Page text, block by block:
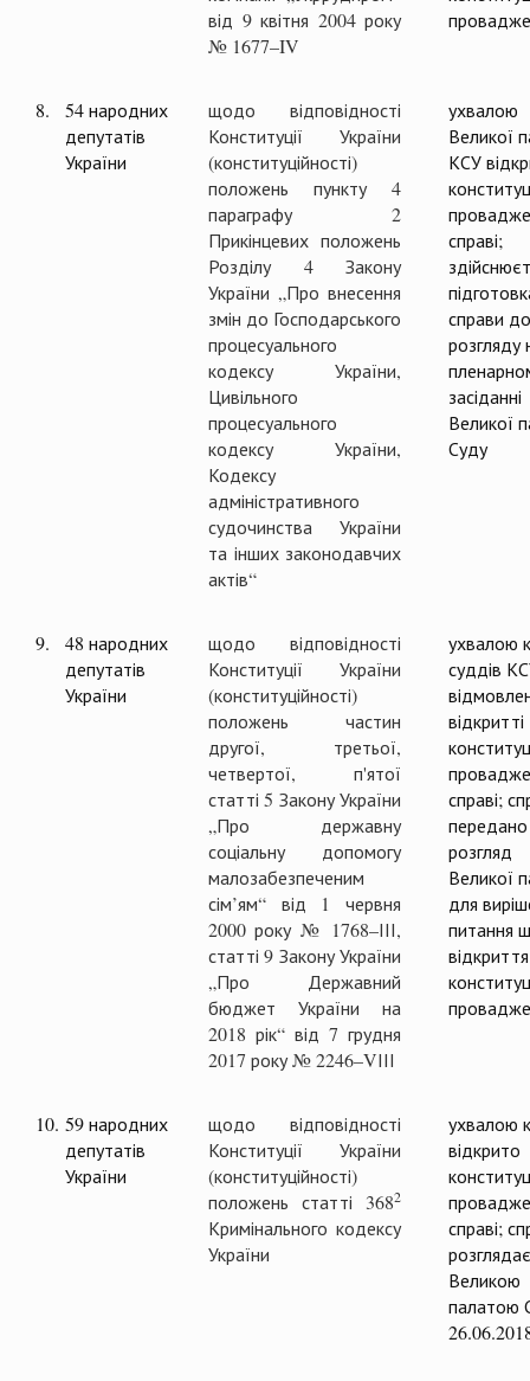
від 9 квітня 2004 року
№ 1677–IV
8.
54 народних
депутатів
України
щодо відповідності
Конституції України
(конституційності)
положень пункту 4
параграфу 2
Прикінцевих положень
Розділу 4 Закону
України „Про внесення
змін до Господарського
процесуального
кодексу України,
Цивільного
процесуального
кодексу України,
Кодексу
адміністративного
судочинства України
та інших законодавчих
актів“
ухвалою
Великої
КСУ
справі;
справи до
розгляду
засіданні
Великої
Суду
9.
48 народних
депутатів
України
щодо відповідності
Конституції України
(конституційності)
положень частин
другої, третьої,
четвертої, п'ятої
статті 5 Закону України
„Про державну
соціальну допомогу
малозабезпеченим
сім’ям“ від 1 червня
2000 року № 1768–ІІІ,
статті 9 Закону України
„Про Державний
бюджет України на
2018 рік“ від 7 грудня
2017 року № 2246–VІІІ
ухвалою
суддів
відкритті
справі;
розгляд
Великої
для
питання
відкриття
10. 59 народних
депутатів
України
щодо відповідності
Конституції України
(конституційності)
положень статті 3682
Кримінального кодексу
України
ухвалою
відкрито
справі;
Великою
палатою